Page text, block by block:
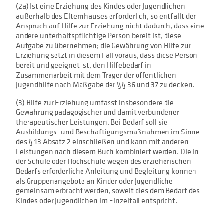
(2a) Ist eine Erziehung des Kindes oder Jugendlichen
außerhalb des Elternhauses erforderlich, so entfällt der
Anspruch auf Hilfe zur Erziehung nicht dadurch, dass eine
andere unterhaltspflichtige Person bereit ist, diese
Aufgabe zu übernehmen; die Gewährung von Hilfe zur
Erziehung setzt in diesem Fall voraus, dass diese Person
bereit und geeignet ist, den Hilfebedarf in
Zusammenarbeit mit dem Träger der öffentlichen
Jugendhilfe nach Maßgabe der §§ 36 und 37 zu decken.
(3) Hilfe zur Erziehung umfasst insbesondere die
Gewährung pädagogischer und damit verbundener
therapeutischer Leistungen. Bei Bedarf soll sie
Ausbildungs- und Beschäftigungsmaßnahmen im Sinne
des § 13 Absatz 2 einschließen und kann mit anderen
Leistungen nach diesem Buch kombiniert werden. Die in
der Schule oder Hochschule wegen des erzieherischen
Bedarfs erforderliche Anleitung und Begleitung können
als Gruppenangebote an Kinder oder Jugendliche
gemeinsam erbracht werden, soweit dies dem Bedarf des
Kindes oder Jugendlichen im Einzelfall entspricht.